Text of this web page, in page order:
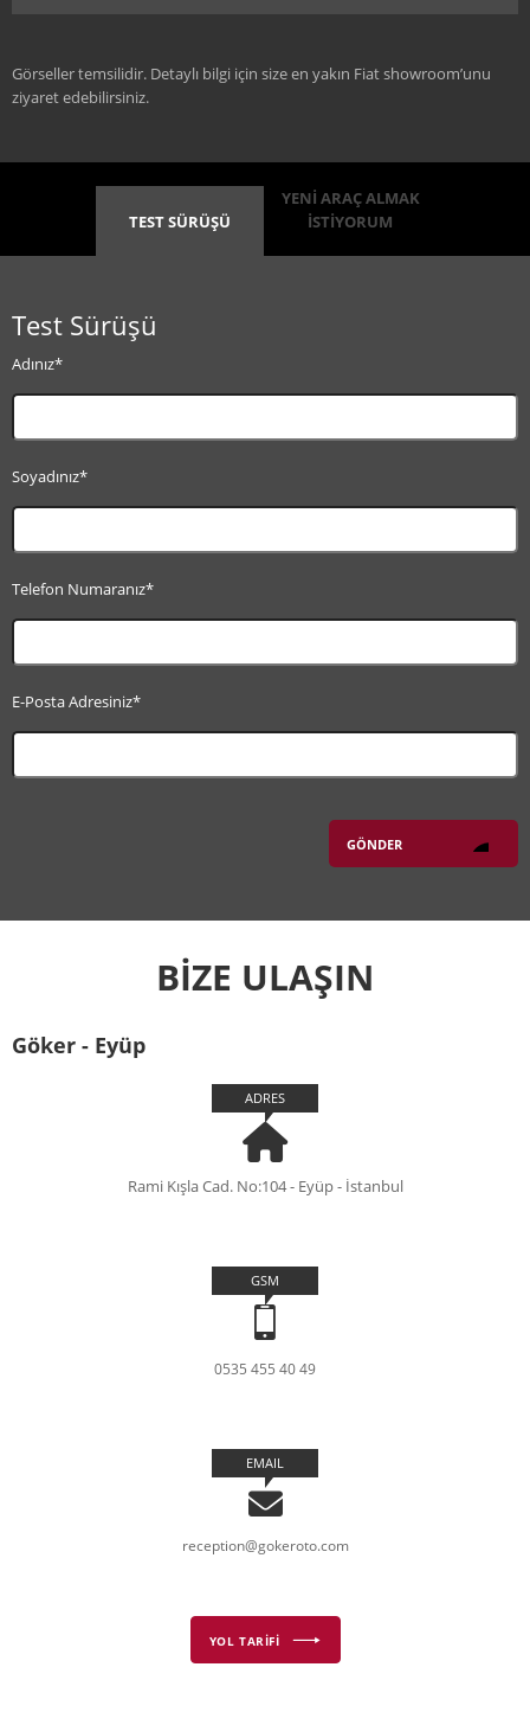
Görseller temsilidir. Detaylı bilgi için size en yakın Fiat showroom’unu
ziyaret edebilirsiniz.
TEST SÜRÜŞÜ
YENİ ARAÇ ALMAK
İSTİYORUM
Test Sürüşü
Adınız*
Soyadınız*
Telefon Numaranız*
E-Posta Adresiniz*
BİZE ULAŞIN
Göker - Eyüp
ADRES
Rami Kışla Cad. No:104 - Eyüp - İstanbul
GSM
0535 455 40 49
EMAIL
reception@gokeroto.com
YOL TARİFİ